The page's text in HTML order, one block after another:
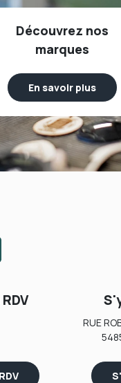
Découvrez nos
marques
En savoir plus
RUE